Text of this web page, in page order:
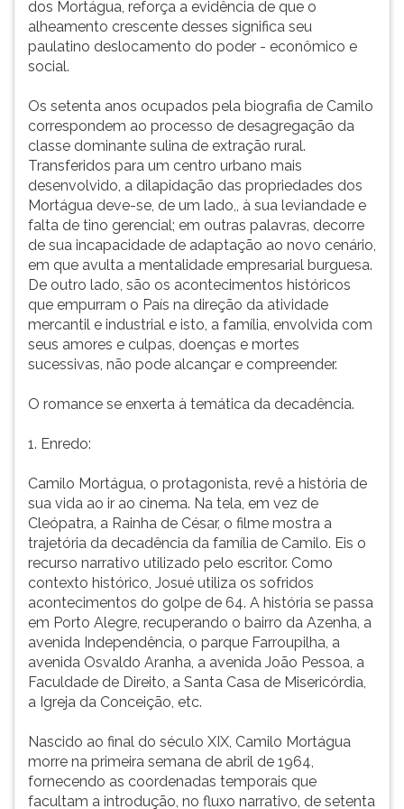
ouvir
essa
instrução
dos Mortágua, reforça a evidência de que o
alheamento crescente desses significa seu
paulatino deslocamento do poder - econômico e
social.
Os setenta anos ocupados pela biografia de Camilo
correspondem ao processo de desagregação da
classe dominante sulina de extração rural.
Transferidos para um centro urbano mais
desenvolvido, a dilapidação das propriedades dos
Mortágua deve-se, de um lado,, à sua leviandade e
falta de tino gerencial; em outras palavras, decorre
de sua incapacidade de adaptação ao novo cenário,
em que avulta a mentalidade empresarial burguesa.
De outro lado, são os acontecimentos históricos
que empurram o País na direção da atividade
mercantil e industrial e isto, a família, envolvida com
seus amores e culpas, doenças e mortes
sucessivas, não pode alcançar e compreender.
O romance se enxerta à temática da decadência.
1. Enredo:
Camilo Mortágua, o protagonista, revê a história de
sua vida ao ir ao cinema. Na tela, em vez de
Cleópatra, a Rainha de César, o filme mostra a
trajetória da decadência da família de Camilo. Eis o
recurso narrativo utilizado pelo escritor. Como
contexto histórico, Josué utiliza os sofridos
acontecimentos do golpe de 64. A história se passa
em Porto Alegre, recuperando o bairro da Azenha, a
avenida Independência, o parque Farroupilha, a
avenida Osvaldo Aranha, a avenida João Pessoa, a
Faculdade de Direito, a Santa Casa de Misericórdia,
a Igreja da Conceição, etc.
Nascido ao final do século XIX, Camilo Mortágua
morre na primeira semana de abril de 1964,
fornecendo as coordenadas temporais que
facultam a introdução, no fluxo narrativo, de setenta